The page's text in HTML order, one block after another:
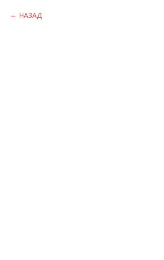
НАЗАД